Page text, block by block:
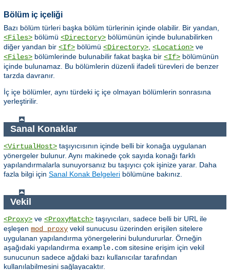
Bölüm iç içeliği
Bazı bölüm türleri başka bölüm türlerinin içinde olabilir. Bir yandan,
<Files> bölümü <Directory> bölümünün içinde bulunabilirken
diğer yandan bir <If> bölümü <Directory> <Location> ve
<Files> bölümlerinde bulunabilir fakat başka bir <If> bölümünün
içinde bulunamaz. Bu bölümlerin düzenli ifadeli türevleri de benzer
tarzda davranır.
İç içe bölümler, aynı türdeki iç içe olmayan bölümlerin sonrasına
yerleştirilir.
Sanal Konaklar
<VirtualHost> taşıyıcısının içinde belli bir konağa uygulanan
yönergeler bulunur. Aynı makinede çok sayıda konağı farklı
yapılandırmalarla sunuyorsanız bu taşıyıcı çok işinize yarar. Daha
fazla bilgi için Sanal Konak Belgeleri bölümüne bakınız.
Vekil
<Proxy> ve <ProxyMatch> taşıyıcıları, sadece belli bir URL ile
eşleşen mod_proxy vekil sunucusu üzerinden erişilen sitelere
uygulanan yapılandırma yönergelerini bulundururlar. Örneğin
aşağıdaki yapılandırma example.com sitesine erişim için vekil
sunucunun sadece ağdaki bazı kullanıcılar tarafından
kullanılabilmesini sağlayacaktır.